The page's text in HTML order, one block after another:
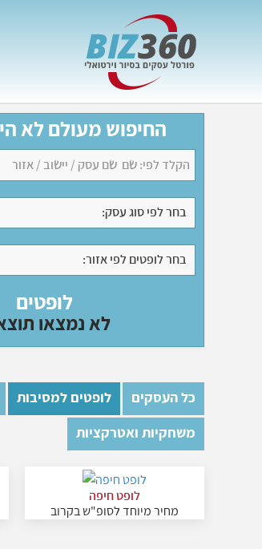
החיפוש מעולם לא
בחר לפי סוג עסק:
בחר לופטים לפי אזור:
לופטים
לא נמצאו
כל העסקים לופטים למסיבות
משחקיות ואטרקציות
לופט חיפה
מחיר מיוחד לסופ"ש בקרוב